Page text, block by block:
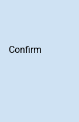
Confirm